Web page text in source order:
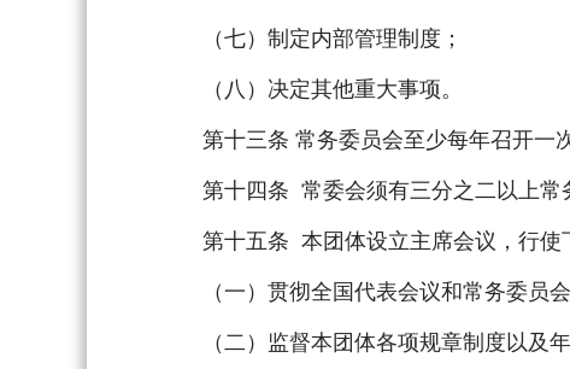
（七）制定内部管理制度；
（八）决定其他重大事项。
第十三条 常务委员会至少每年召开一
第十四条 常委会须有三分之二以上常
第十五条 本团体设立主席会议，行使
（一）贯彻全国代表会议和常务委员会
（二）监督本团体各项规章制度以及年